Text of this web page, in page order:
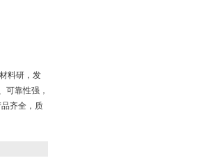
料研，发
可靠性强，
齐全，质